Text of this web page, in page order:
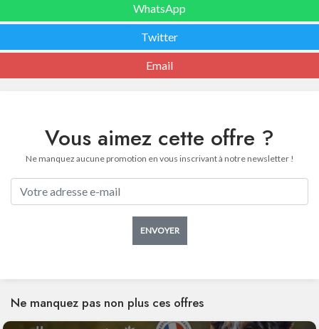
WhatsApp
Twitter
Email
Vous aimez cette offre ?
Ne manquez aucune promotion en vous inscrivant à notre newsletter !
ENVOYER
Ne manquez pas non plus ces offres